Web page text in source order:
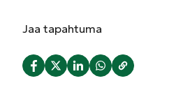
Jaa tapahtuma